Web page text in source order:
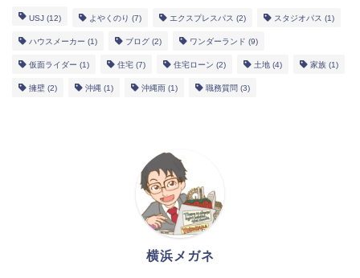
USJ (12) よやくのり (7) エクスプレスパス (2) スタジオパス (1)
ハウスメーカー (1) ブログ (2) ワンダーランド (9)
仮面ライダー (1) 住宅 (7) 住宅ローン (2) 土地 (4) 家族 (1)
擁壁 (2) 沖縄 (1) 沖縄雨 (1) 職務質問 (3)
横浜メガネ